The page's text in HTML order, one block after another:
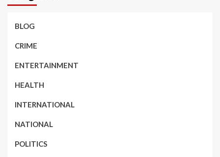
BLOG
CRIME
ENTERTAINMENT
HEALTH
INTERNATIONAL
NATIONAL
POLITICS